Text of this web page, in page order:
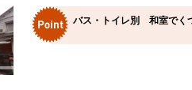
バス・トイレ別 和室でく